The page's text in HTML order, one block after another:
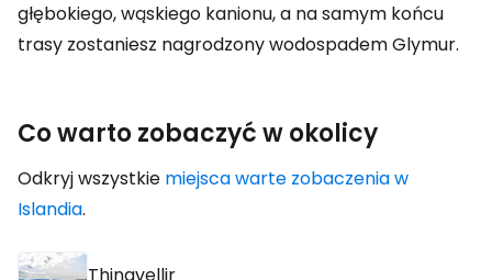
głębokiego, wąskiego kanionu, a na samym końcu
trasy zostaniesz nagrodzony wodospadem Glymur.
Co warto zobaczyć w okolicy
Odkryj wszystkie miejsca warte zobaczenia w
Islandia.
Thingvellir